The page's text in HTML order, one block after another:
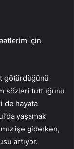
için
götürdüğünü
sözleri tuttuğunu
de hayata
yaşamak
işe giderken,
artıyor.